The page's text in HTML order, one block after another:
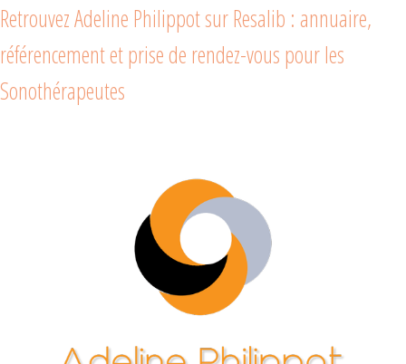
Retrouvez Adeline Philippot sur Resalib : annuaire,
référencement et prise de rendez-vous pour les
Sonothérapeutes